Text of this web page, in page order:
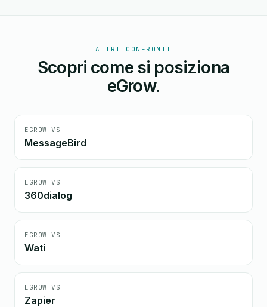
ALTRI CONFRONTI
Scopri come si posiziona
eGrow.
EGROW VS
MessageBird
EGROW VS
360dialog
EGROW VS
Wati
EGROW VS
Zapier